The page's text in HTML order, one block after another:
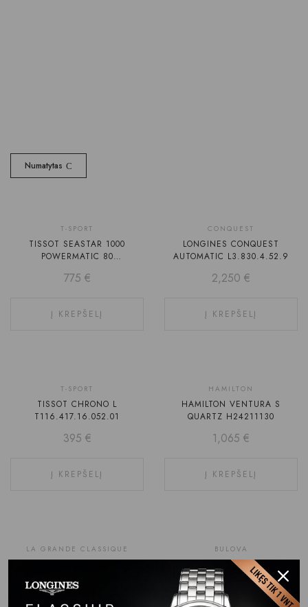
Numatytas
T-SPORT
TISSOT SEASTAR 1000
POWERMATIC 80
775 €
Į KREPŠELĮ
CONQUEST
LONGINES CONQUEST
AUTOMATIC L3.830.4.52.9
2,250 €
Į KREPŠELĮ
T-SPORT
TISSOT CHRONO L
T116.417.16.052.01
395 €
Į KREPŠELĮ
HAMILTON
HAMILTON VENTURA S
QUARTZ H24211130
1,065 €
Į KREPŠELĮ
LA GRANDE CLASSIQUE BULOVA
BULOVA MARINA STAR
98A273
629€